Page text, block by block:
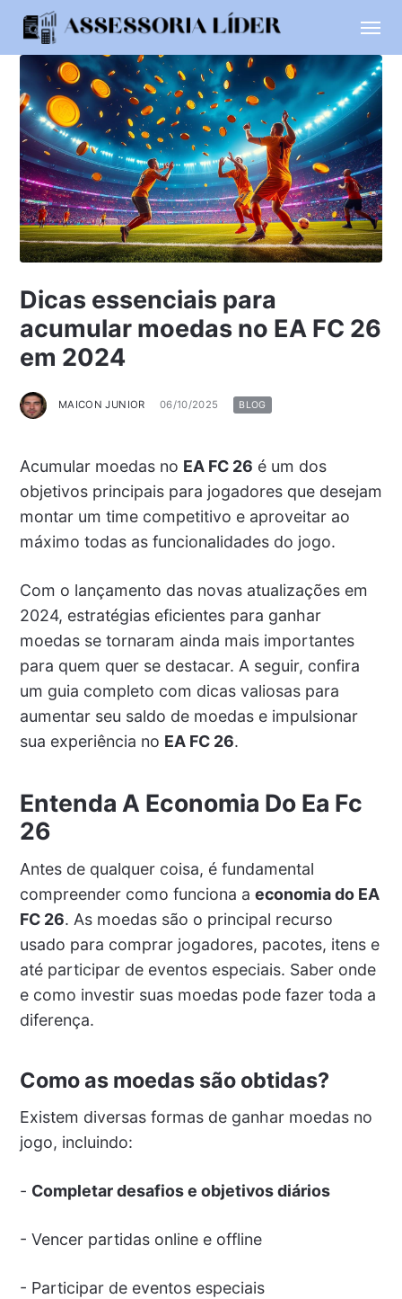
Dicas essenciais para
acumular moedas no EA FC 26
em 2024
MAICON JUNIOR 06/10/2025 BLOG
Acumular moedas no EA FC 26 é um dos
objetivos principais para jogadores que desejam
montar um time competitivo e aproveitar ao
máximo todas as funcionalidades do jogo.
Com o lançamento das novas atualizações em
2024, estratégias eficientes para ganhar
moedas se tornaram ainda mais importantes
para quem quer se destacar. A seguir, confira
um guia completo com dicas valiosas para
aumentar seu saldo de moedas e impulsionar
sua experiência no EA FC 26.
Entenda A Economia Do Ea Fc
26
Antes de qualquer coisa, é fundamental
compreender como funciona a economia do EA
FC 26. As moedas são o principal recurso
usado para comprar jogadores, pacotes, itens e
até participar de eventos especiais. Saber onde
e como investir suas moedas pode fazer toda a
diferença.
Como as moedas são obtidas?
Existem diversas formas de ganhar moedas no
jogo, incluindo:
- Completar desafios e objetivos diários
- Vencer partidas online e offline
- Participar de eventos especiais